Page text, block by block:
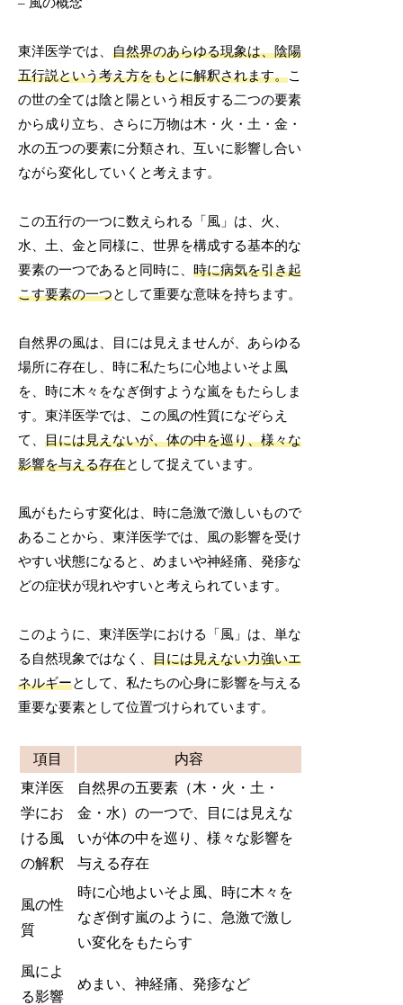
東洋医学では、自然界のあらゆる現象は、陰陽
五行説という考え方をもとに解釈されます。こ
の世の全ては陰と陽という相反する二つの要素
から成り立ち、さらに万物は木・火・土・金・
水の五つの要素に分類され、互いに影響し合い
ながら変化していくと考えます。
この五行の一つに数えられる「風」は、火、
水、土、金と同様に、世界を構成する基本的な
要素の一つであると同時に、時に病気を引き起
こす要素の一つとして重要な意味を持ちます。
自然界の風は、目には見えませんが、あらゆる
場所に存在し、時に私たちに心地よいそよ風
を、時に木々をなぎ倒すような嵐をもたらしま
す。東洋医学では、この風の性質になぞらえ
て、目には見えないが、体の中を巡り、様々な
影響を与える存在として捉えています。
風がもたらす変化は、時に急激で激しいもので
あることから、東洋医学では、風の影響を受け
やすい状態になると、めまいや神経痛、発疹な
どの症状が現れやすいと考えられています。
このように、東洋医学における「風」は、単な
る自然現象ではなく、目には見えない力強いエ
ネルギーとして、私たちの心身に影響を与える
重要な要素として位置づけられています。
項目
内容
東洋医
学にお
ける風
の解釈
自然界の五要素（木・火・土・
金・水）の一つで、目には見えな
いが体の中を巡り、様々な影響を
与える存在
風の性
質
時に心地よいそよ風、時に木々を
なぎ倒す嵐のように、急激で激し
い変化をもたらす
風によ
る影響
めまい、神経痛、発疹など